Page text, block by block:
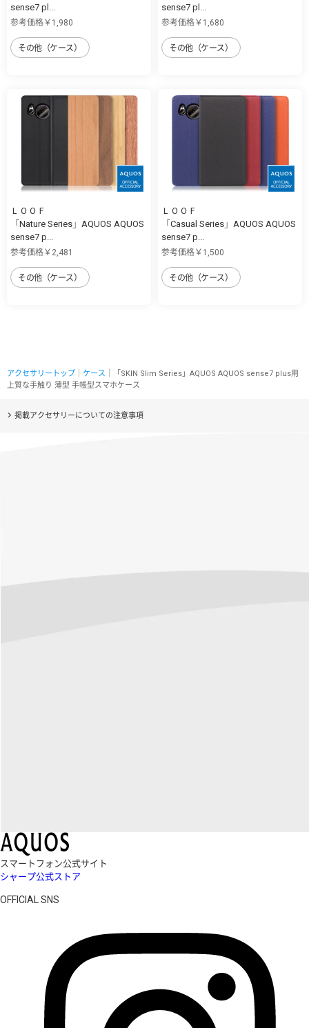
sense7 pl...
参考価格￥1,980
その他（ケース）
sense7 pl...
参考価格￥1,680
その他（ケース）
ＬＯＯＦ
「Nature Series」AQUOS AQUOS
sense7 p...
参考価格￥2,481
その他（ケース）
ＬＯＯＦ
「Casual Series」AQUOS AQUOS
sense7 p...
参考価格￥1,500
その他（ケース）
アクセサリートップ ケース ｜「SKIN Slim Series」AQUOS AQUOS sense7 plus用
上質な手触り 薄型 手帳型スマホケース
掲載アクセサリーについての注意事項
スマートフォン公式サイト
シャープ公式ストア
OFFICIAL SNS